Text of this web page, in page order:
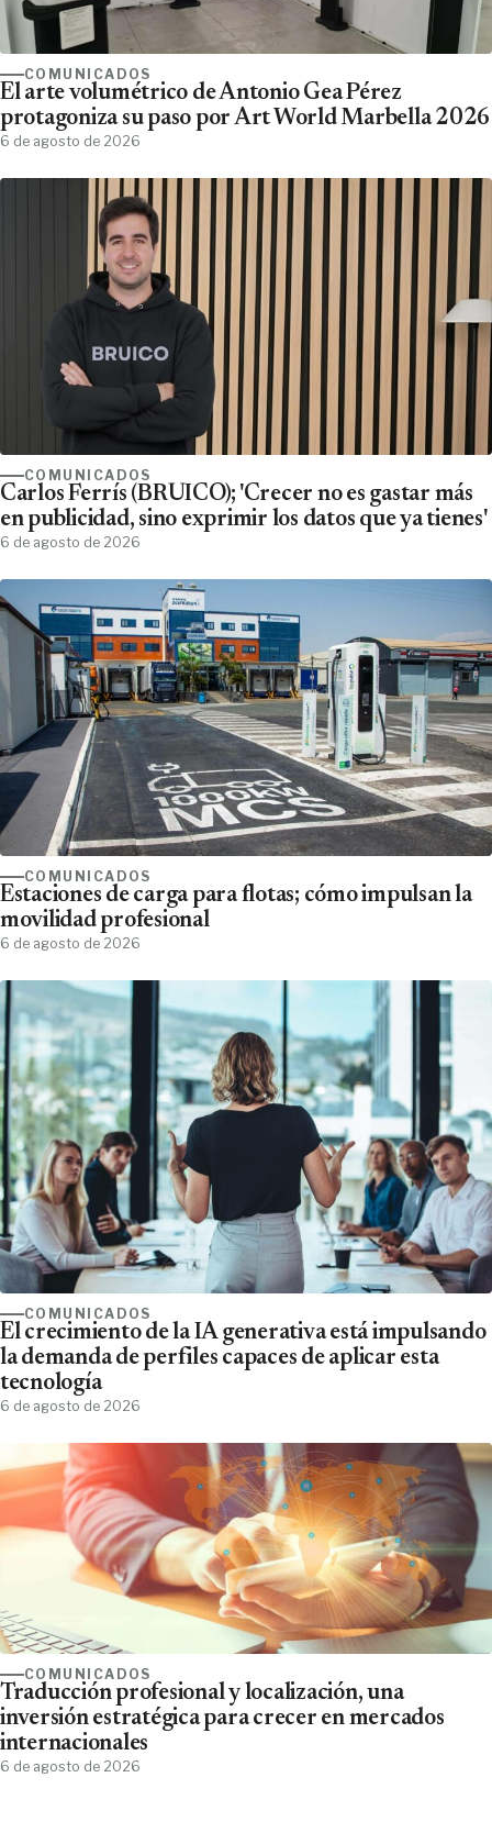
COMUNICADOS
El arte volumétrico de Antonio Gea Pérez
protagoniza su paso por Art World Marbella 2026
6 de agosto de 2026
COMUNICADOS
Carlos Ferrís (BRUICO); 'Crecer no es gastar más
en publicidad, sino exprimir los datos que ya tienes'
6 de agosto de 2026
COMUNICADOS
Estaciones de carga para flotas; cómo impulsan la
movilidad profesional
6 de agosto de 2026
COMUNICADOS
El crecimiento de la IA generativa está impulsando
la demanda de perfiles capaces de aplicar esta
tecnología
6 de agosto de 2026
COMUNICADOS
Traducción profesional y localización, una
inversión estratégica para crecer en mercados
internacionales
6 de agosto de 2026